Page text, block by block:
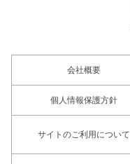
会社概要
個人情報保護方針
サイトのご利用について